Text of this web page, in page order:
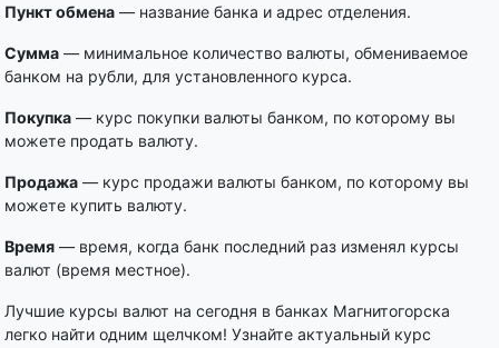
Пункт обмена — название банка и адрес отделения.
Сумма — минимальное количество валюты, обмениваемое
банком на рубли, для установленного курса.
Покупка — курс покупки валюты банком, по которому вы
можете продать валюту.
Продажа — курс продажи валюты банком, по которому вы
можете купить валюту.
Время — время, когда банк последний раз изменял курсы
валют (время местное).
Лучшие курсы валют на сегодня в банках Магнитогорска
легко найти одним щелчком! Узнайте актуальный курс